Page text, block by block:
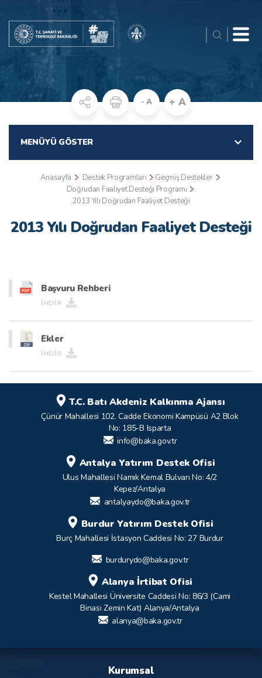
- A + A
MENÜYÜ GÖSTER
Anasayfa Destek Programları
Geçmiş Destekler
Doğrudan Faaliyet Desteği Programı
2013 Yılı Doğrudan Faaliyet Desteği
2013 Yılı Doğrudan Faaliyet Desteği
Başvuru Rehberi
İNDİR
Ekler
İNDİR
T.C. Batı Akdeniz Kalkınma Ajansı
Çünür Mahallesi 102. Cadde Ekonomi Kampüsü A2 Blok
No: 185-B Isparta
info@baka.gov.tr
Antalya Yatırım Destek Ofisi
Ulus Mahallesi Namık Kemal Bulvarı No: 4/2
Kepez/Antalya
antalyaydo@baka.gov.tr
Burdur Yatırım Destek Ofisi
Burç Mahallesi İstasyon Caddesi No: 27 Burdur
burdurydo@baka.gov.tr
Alanya İrtibat Ofisi
Kestel Mahallesi Üniversite Caddesi No: 86/3 (Cami
Binası Zemin Kat) Alanya/Antalya
alanya@baka.gov.tr
Kurumsal